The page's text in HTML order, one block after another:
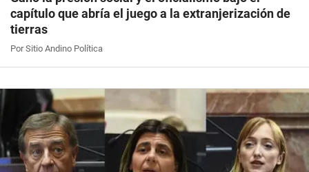
capítulo que abría el juego a la extranjerización de
tierras
Por Sitio Andino Política